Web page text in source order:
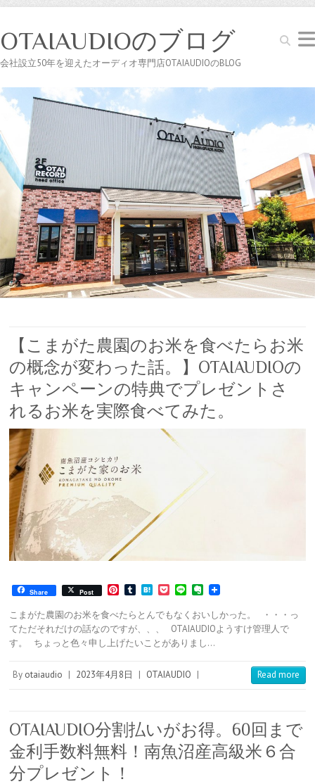
Search
OTAIAUDIOのブログ
会社設立50年を迎えたオーディオ専門店OTAIAUDIOのBLOG
【こまがた農園のお米を食べたらお米
の概念が変わった話。】OTAIAUDIOの
キャンペーンの特典でプレゼントさ
れるお米を実際食べてみた。
Share Post
P
n
t
e
r
s
t
T
m
b
l
r
H
t
e
n
a
P
c
k
e
t
L
n
e
E
e
r
n
o
こまがた農園のお米を食べたらとんでもなくおいしかった。 ・・・っ
てただそれだけの話なのですが、、、 OTAIAUDIOようすけ管理人で
す。 ちょっと色々申し上げたいことがありまし…
By otaiaudio | 2023年4月8日 | OTAIAUDIO | Read more
OTAIAUDIO分割払いがお得。60回まで
金利手数料無料！南魚沼産高級米６合
分プレゼント！